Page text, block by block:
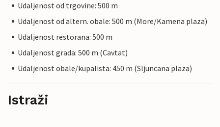
Udaljenost od trgovine: 500 m
Udaljenost od altern. obale: 500 m (More/Kamena plaza)
Udaljenost restorana: 500 m
Udaljenost grada: 500 m (Cavtat)
Udaljenost obale/kupalista: 450 m (Sljuncana plaza)
Istraži